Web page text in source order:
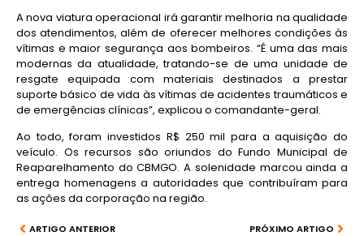
A nova viatura operacional irá garantir melhoria na qualidade
dos atendimentos, além de oferecer melhores condições às
vítimas e maior segurança aos bombeiros. “É uma das mais
modernas da atualidade, tratando-se de uma unidade de
resgate equipada com materiais destinados a prestar
suporte básico de vida às vítimas de acidentes traumáticos e
de emergências clínicas”, explicou o comandante-geral.
Ao todo, foram investidos R$ 250 mil para a aquisição do
veículo. Os recursos são oriundos do Fundo Municipal de
Reaparelhamento do CBMGO. A solenidade marcou ainda a
entrega homenagens a autoridades que contribuíram para
as ações da corporação na região.
ARTIGO ANTERIOR PRÓXIMO ARTIGO